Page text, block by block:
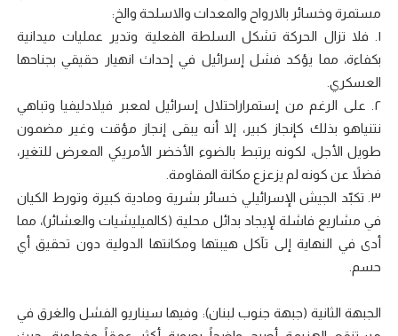
مستمرة وخسائر بالارواح والمعدات والاسلحة والخ:
١. فلا تزال الحركة تشكل السلطة الفعلية وتدير عمليات ميدانية
بكفاءة، مما يؤكد فشل إسرائيل في إحداث انهيار حقيقي بجناحها
العسكري.
٢. على الرغم من إستمراراحتلال إسرائيل لمعبر فيلادليفيا وتباهي
نتنياهو بذلك كإنجاز كبير، إلا أنه يبقى إنجاز مؤقت وغير مضمون
طويل الأجل، لكونه يرتبط بالضوء الأخضر الأمريكي المعرض للتغير،
فضلاً عن كونه لم يزعزع مكانة المقاومة.
٣. تكبّد الجيش الإسرائيلي خسائر بشرية ومادية كبيرة وتورط الكيان
في مشاريع فاشلة لإيجاد بدائل محلية (كالميليشيات والعشائر)، مما
أدى في النهاية إلى تآكل هيبتها ومكانتها الدولية دون تحقيق أي
حسم.
الجبهة الثانية (جبهة جنوب لبنان): وفيها سيناريو الفشل والغرق في